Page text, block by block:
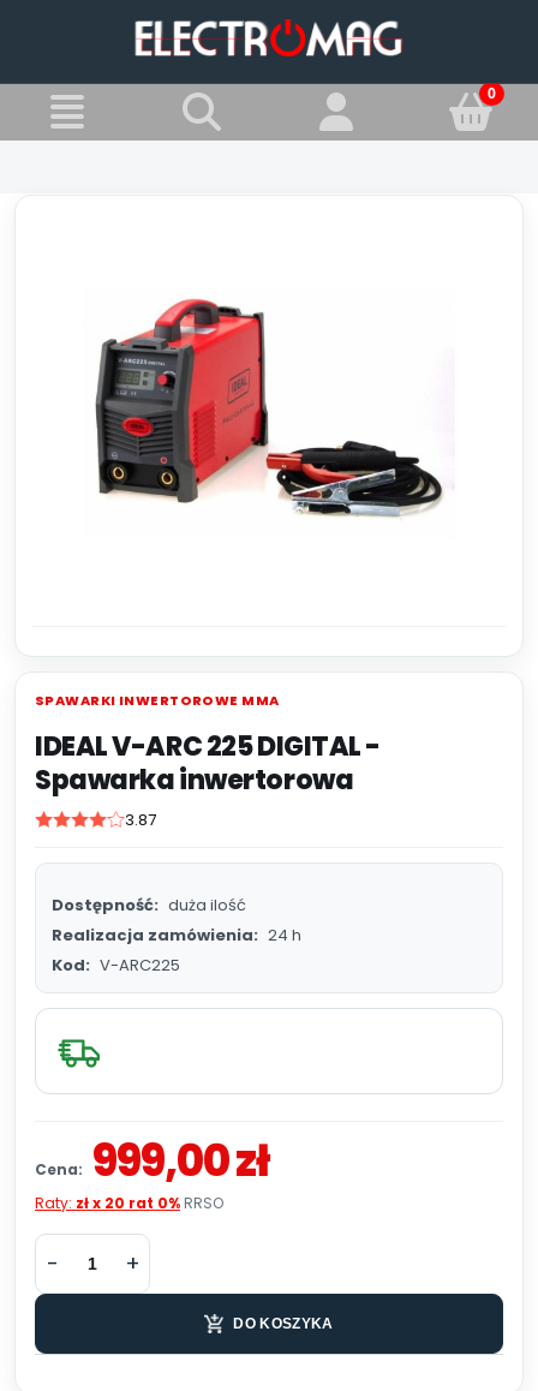
Spawarki inwertorowe MMA
SPAWARKI INWERTOROWE MMA
IDEAL V-ARC 225 DIGITAL -
Spawarka inwertorowa
3.87
Dostępność: duża ilość
Realizacja zamówienia: 24 h
Kod: V-ARC225
Cena: 999,00 zł
Raty: zł x 20 rat 0% RRSO
DO KOSZYKA